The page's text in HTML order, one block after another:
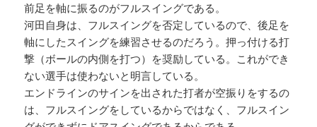
前足を軸に振るのがフルスイングである。
河田自身は、フルスイングを否定しているので、後足を
軸にしたスイングを練習させるのだろう。押っ付ける打
撃（ボールの内側を打つ）を奨励している。これができ
ない選手は使わないと明言している。
エンドラインのサインを出された打者が空振りをするの
は、フルスイングをしているからではなく、フルスイン